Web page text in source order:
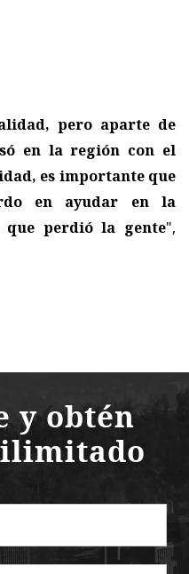
pero aparte de
en la región con el
es importante que
en ayudar en la
perdió la gente",